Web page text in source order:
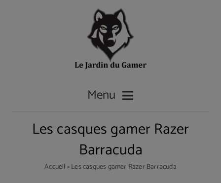
Menu
Accueil
Les casques gamer Razer
Barracuda
Accueil »Les casques gamer Razer Barracuda